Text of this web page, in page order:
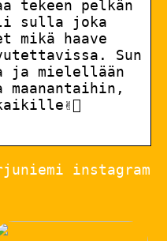
tekeen pelkän
sulla joka
haave
Sun
ja mielellään
instagram